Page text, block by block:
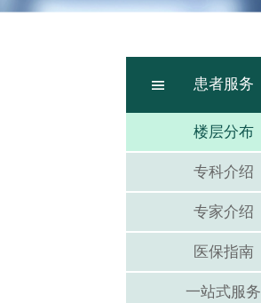
患者服务
楼层分布
专科介绍
专家介绍
医保指南
一站式服务